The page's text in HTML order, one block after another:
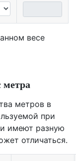
весе
метра
метров в
при
имеют разную
отличаться.